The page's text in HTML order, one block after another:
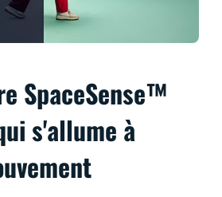
SpaceSense™
s'allume à